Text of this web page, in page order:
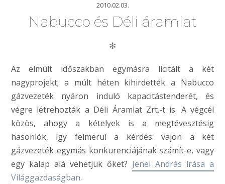
2010.02.03.
Nabucco és Déli áramlat
✻
Az elmúlt időszakban egymásra licitált a két
nagyprojekt; a múlt héten kihirdették a Nabucco
gázvezeték nyáron induló kapacitástenderét, és
végre létrehozták a Déli Áramlat Zrt.-t is. A végcél
közös, ahogy a kételyek is a megtévesztésig
hasonlók, így felmerül a kérdés: vajon a két
gázvezeték egymás konkurenciájának számít-e, vagy
egy kalap alá vehetjük őket? Jenei András írása a
Világgazdaságban.